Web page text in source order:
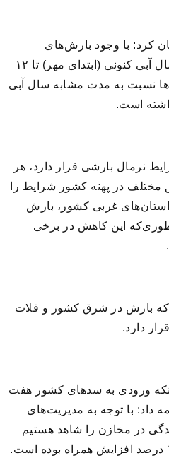
کرد: با وجود بارش‌های
پراکنده در کشور، از ابتدای سال آبی کنونی (ابتدای مهر) تا ۱۲
نسبت به مدت مشابه سال آبی
است.
نرمال بارشی قرار دارد، هر
در پهنه کشور شرایط را
غربی کشور، بارش
این کاهش در برخی
.
بارش در شرق کشور و فلات
دارد.
ورودی به سدهای کشور هفت
داد: با توجه‌ به مدیریت‌های
درصد پرشدگی در مخازن را شاهد هستیم